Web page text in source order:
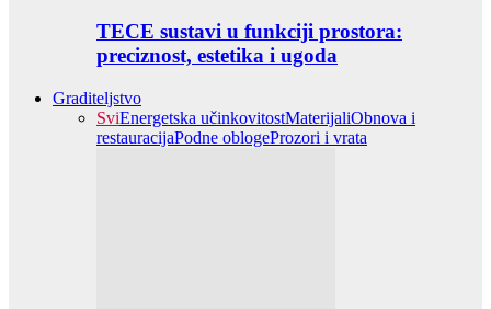
TECE sustavi u funkciji prostora:
preciznost, estetika i ugoda
Graditeljstvo
SviEnergetska učinkovitostMaterijaliObnova i
restauracijaPodne oblogeProzori i vrata